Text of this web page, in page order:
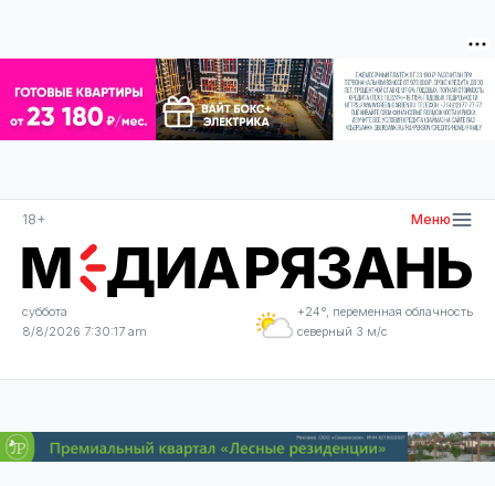
18+ Меню
суббота
8/8/2026 7:30:18 am
+24°, переменная облачность
северный 3 м/с